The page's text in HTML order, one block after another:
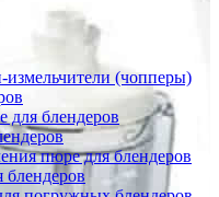
измельчители (чопперы)
блендеров
пюре для блендеров
блендеров